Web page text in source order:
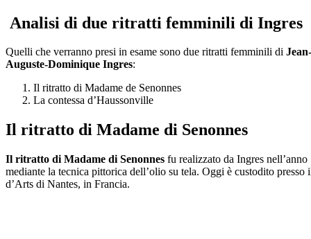
Analisi di due ritratti femminili di Ingres
Quelli che verranno presi in esame sono due ritratti femminili di Jean-
Auguste-Dominique Ingres:
Il ritratto di Madame de Senonnes
La contessa d’Haussonville
Il ritratto di Madame di Senonnes
Il ritratto di Madame di Senonnes fu realizzato da Ingres nell’anno
mediante la tecnica pittorica dell’olio su tela. Oggi è custodito presso
d’Arts di Nantes, in Francia.